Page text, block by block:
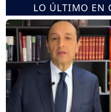
LO ÚLTIMO EN